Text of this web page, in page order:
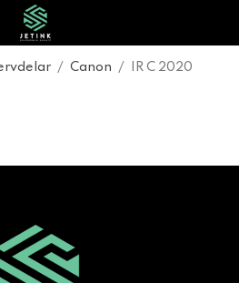
/ Canon / IR C 2020